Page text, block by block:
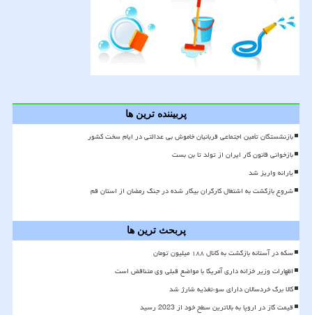
پربیننده ترین ها
بازنشستگان تأمین اجتماعی قربانیان خاموش بی عدالتی در ایام سخت کشور
بازخوانی قانون کار ایران از تولد تا بن بست
یارانه واریز شد
شروع بازگشت به اشتغال کارگران بیکار شده در جنگ رمضان از استان قم
پربحث ترین ها
سکه در آستانه بازگشت به کانال ۱۸۸ میلیون تومان
اظهارات وزیر خزانه داری آمریکا با مواضع قبلی وی متناقض است
کالا برگ خردسالان دارای سوءتغذیه شارژ شد
قیمت گاز در اروپا به بالاترین سطح خود از 2023 رسید